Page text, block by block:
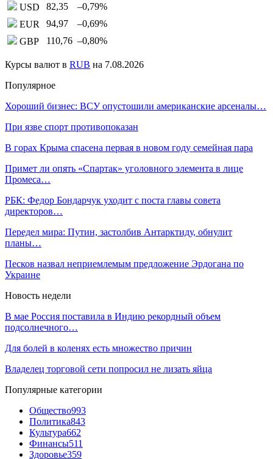
USD
82,35 –0,79%
EUR
94,97 –0,69%
GBP
110,76 –0,80%
Курсы валют в RUB на 7.08.2026
Популярное
Хороший бизнес: ВСУ опустошили американские арсеналы…
При язве спорт противопоказан
В горах Крыма спасена первая в новом году семейная пара
Примет ли опять «Спартак» уголовного элемента в лице
Промеса…
РБК: Федор Бондарчук уходит с поста главы совета
директоров…
Передел мира: Путин, застолбив Антарктиду, обнулит
планы…
Песков назвал неприемлемым предложение Эрдогана по
Украине
Новость недели
В мае Россия поставила в Индию рекордный объем
подсолнечного…
Для болей в коленях есть множество причин
Владелец торговой сети попросил не лизать яйца
Популярные категории
Общество993
Политика843
Культура662
Финансы511
Здоровье359